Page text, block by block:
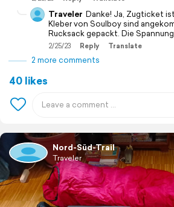
Traveler Danke! Ja, Zugticket
Kleber von Soulboy sind
Rucksack gepackt. Die
2/25/23 Reply Translate
2 more comments
40 likes
Nord-Süd-Trail
Traveler